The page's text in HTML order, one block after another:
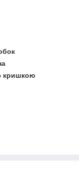
кришкою